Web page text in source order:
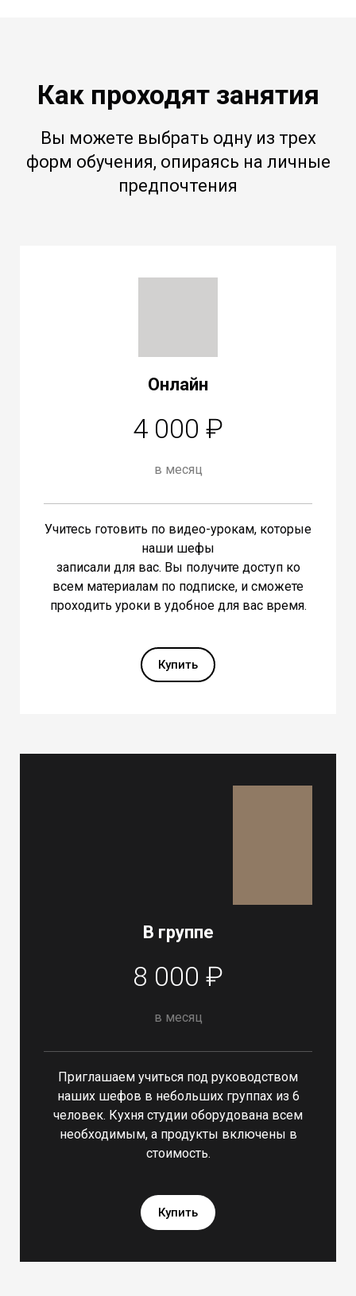
Как проходят занятия
Вы можете выбрать одну из трех
форм обучения, опираясь на личные
предпочтения
Онлайн
4 000 ₽
в месяц
Учитесь готовить по видео-урокам, которые
наши шефы
записали для вас. Вы получите доступ ко
всем материалам по подписке, и сможете
проходить уроки в удобное для вас время.
Купить
В группе
8 000 ₽
в месяц
Приглашаем учиться под руководством
наших шефов в небольших группах из 6
человек. Кухня студии оборудована всем
необходимым, а продукты включены в
стоимость.
Купить